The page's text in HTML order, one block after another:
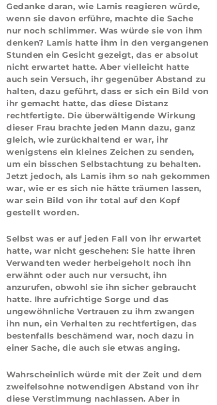
Gedanke daran, wie Lamis reagieren würde,
wenn sie davon erführe, machte die Sache
nur noch schlimmer. Was würde sie von ihm
denken? Lamis hatte ihm in den vergangenen
Stunden ein Gesicht gezeigt, das er absolut
nicht erwartet hatte. Aber vielleicht hatte
auch sein Versuch, ihr gegenüber Abstand zu
halten, dazu geführt, dass er sich ein Bild von
ihr gemacht hatte, das diese Distanz
rechtfertigte. Die überwältigende Wirkung
dieser Frau brachte jeden Mann dazu, ganz
gleich, wie zurückhaltend er war, ihr
wenigstens ein kleines Zeichen zu senden,
um ein bisschen Selbstachtung zu behalten.
Jetzt jedoch, als Lamis ihm so nah gekommen
war, wie er es sich nie hätte träumen lassen,
war sein Bild von ihr total auf den Kopf
gestellt worden.
Selbst was er auf jeden Fall von ihr erwartet
hatte, war nicht geschehen: Sie hatte ihren
Verwandten weder herbeigeholt noch ihn
erwähnt oder auch nur versucht, ihn
anzurufen, obwohl sie ihn sicher gebraucht
hatte. Ihre aufrichtige Sorge und das
ungewöhnliche Vertrauen zu ihm zwangen
ihn nun, ein Verhalten zu rechtfertigen, das
bestenfalls beschämend war, noch dazu in
einer Sache, die auch sie etwas anging.
Wahrscheinlich würde mit der Zeit und dem
zweifelsohne notwendigen Abstand von ihr
diese Verstimmung nachlassen. Aber in